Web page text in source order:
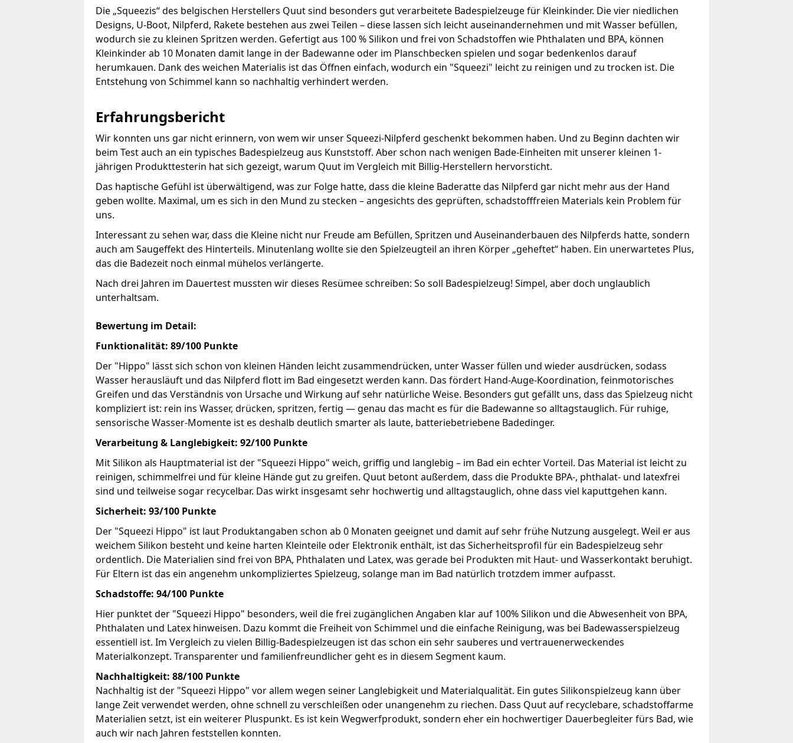
Die „Squeezis“ des belgischen Herstellers Quut sind besonders gut verarbeitete Badespielzeuge für Kleinkinder. Die vier niedlichen
Designs, U-Boot, Nilpferd, Rakete bestehen aus zwei Teilen – diese lassen sich leicht auseinandernehmen und mit Wasser befüllen,
wodurch sie zu kleinen Spritzen werden. Gefertigt aus 100 % Silikon und frei von Schadstoffen wie Phthalaten und BPA, können
Kleinkinder ab 10 Monaten damit lange in der Badewanne oder im Planschbecken spielen und sogar bedenkenlos darauf
herumkauen. Dank des weichen Materialis ist das Öffnen einfach, wodurch ein "Squeezi" leicht zu reinigen und zu trocken ist. Die
Entstehung von Schimmel kann so nachhaltig verhindert werden.
Erfahrungsbericht
Wir konnten uns gar nicht erinnern, von wem wir unser Squeezi-Nilpferd geschenkt bekommen haben. Und zu Beginn dachten wir
beim Test auch an ein typisches Badespielzeug aus Kunststoff. Aber schon nach wenigen Bade-Einheiten mit unserer kleinen 1-
jährigen Produkttesterin hat sich gezeigt, warum Quut im Vergleich mit Billig-Herstellern hervorsticht.
Das haptische Gefühl ist überwältigend, was zur Folge hatte, dass die kleine Baderatte das Nilpferd gar nicht mehr aus der Hand
geben wollte. Maximal, um es sich in den Mund zu stecken – angesichts des geprüften, schadstofffreien Materials kein Problem für
uns.
Interessant zu sehen war, dass die Kleine nicht nur Freude am Befüllen, Spritzen und Auseinanderbauen des Nilpferds hatte, sondern
auch am Saugeffekt des Hinterteils. Minutenlang wollte sie den Spielzeugteil an ihren Körper „geheftet“ haben. Ein unerwartetes Plus,
das die Badezeit noch einmal mühelos verlängerte.
Nach drei Jahren im Dauertest mussten wir dieses Resümee schreiben: So soll Badespielzeug! Simpel, aber doch unglaublich
unterhaltsam.
Bewertung im Detail:
Funktionalität: 89/100 Punkte
Der "Hippo" lässt sich schon von kleinen Händen leicht zusammendrücken, unter Wasser füllen und wieder ausdrücken, sodass
Wasser herausläuft und das Nilpferd flott im Bad eingesetzt werden kann. Das fördert Hand-Auge-Koordination, feinmotorisches
Greifen und das Verständnis von Ursache und Wirkung auf sehr natürliche Weise. Besonders gut gefällt uns, dass das Spielzeug nicht
kompliziert ist: rein ins Wasser, drücken, spritzen, fertig — genau das macht es für die Badewanne so alltagstauglich. Für ruhige,
sensorische Wasser-Momente ist es deshalb deutlich smarter als laute, batteriebetriebene Badedinger.
Verarbeitung & Langlebigkeit: 92/100 Punkte
Mit Silikon als Hauptmaterial ist der "Squeezi Hippo" weich, griffig und langlebig – im Bad ein echter Vorteil. Das Material ist leicht zu
reinigen, schimmelfrei und für kleine Hände gut zu greifen. Quut betont außerdem, dass die Produkte BPA-, phthalat- und latexfrei
sind und teilweise sogar recycelbar. Das wirkt insgesamt sehr hochwertig und alltagstauglich, ohne dass viel kaputtgehen kann.
Sicherheit: 93/100 Punkte
Der "Squeezi Hippo" ist laut Produktangaben schon ab 0 Monaten geeignet und damit auf sehr frühe Nutzung ausgelegt. Weil er aus
weichem Silikon besteht und keine harten Kleinteile oder Elektronik enthält, ist das Sicherheitsprofil für ein Badespielzeug sehr
ordentlich. Die Materialien sind frei von BPA, Phthalaten und Latex, was gerade bei Produkten mit Haut- und Wasserkontakt beruhigt.
Für Eltern ist das ein angenehm unkompliziertes Spielzeug, solange man im Bad natürlich trotzdem immer aufpasst.
Schadstoffe: 94/100 Punkte
Hier punktet der "Squeezi Hippo" besonders, weil die frei zugänglichen Angaben klar auf 100% Silikon und die Abwesenheit von BPA,
Phthalaten und Latex hinweisen. Dazu kommt die Freiheit von Schimmel und die einfache Reinigung, was bei Badewasserspielzeug
essentiell ist. Im Vergleich zu vielen Billig-Badespielzeugen ist das schon ein sehr sauberes und vertrauenerweckendes
Materialkonzept. Transparenter und familienfreundlicher geht es in diesem Segment kaum.
Nachhaltigkeit: 88/100 Punkte
Nachhaltig ist der "Squeezi Hippo" vor allem wegen seiner Langlebigkeit und Materialqualität. Ein gutes Silikonspielzeug kann über
lange Zeit verwendet werden, ohne schnell zu verschleißen oder unangenehm zu riechen. Dass Quut auf recyclebare, schadstoffarme
Materialien setzt, ist ein weiterer Pluspunkt. Es ist kein Wegwerfprodukt, sondern eher ein hochwertiger Dauerbegleiter fürs Bad, wie
auch wir nach Jahren feststellen konnten.